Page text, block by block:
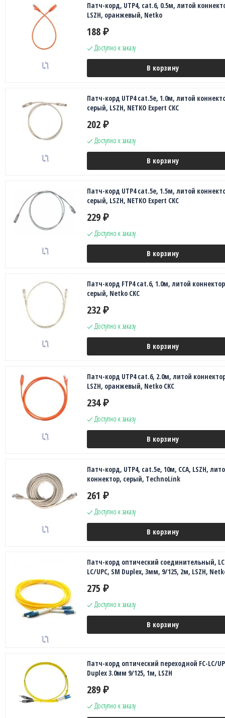
Патч-корд, UTP4, cat.6, 0.5м, литой
LSZH, оранжевый, Netko
188 ₽
Доступно к заказу
В корзину
Патч-корд UTP4 cat.5e, 1.0м, литой
серый, LSZH, NETKO Expert CKC
202 ₽
Доступно к заказу
В корзину
Патч-корд UTP4 cat.5e, 1.5м, литой
серый, LSZH, NETKO Expert CKC
229 ₽
Доступно к заказу
В корзину
Патч-корд FTP4 cat.6, 1.0м, литой
серый, Netko CKC
232 ₽
Доступно к заказу
В корзину
Патч-корд UTP4 cat.6, 2.0м, литой
LSZH, оранжевый, Netko CKC
234 ₽
Доступно к заказу
В корзину
Патч-корд, UTP4, cat.5е, 10м, CCA, LSZH,
коннектор, серый, TechnoLink
261 ₽
Доступно к заказу
В корзину
Патч-корд оптический соединительный,
LC/UPC, SM Duplex, 3мм, 9/125, 2м, LSZH,
275 ₽
Доступно к заказу
В корзину
Патч-корд оптический переходной FC-LC/
Duplex 3.0мм 9/125, 1м, LSZH
289 ₽
Доступно к заказу